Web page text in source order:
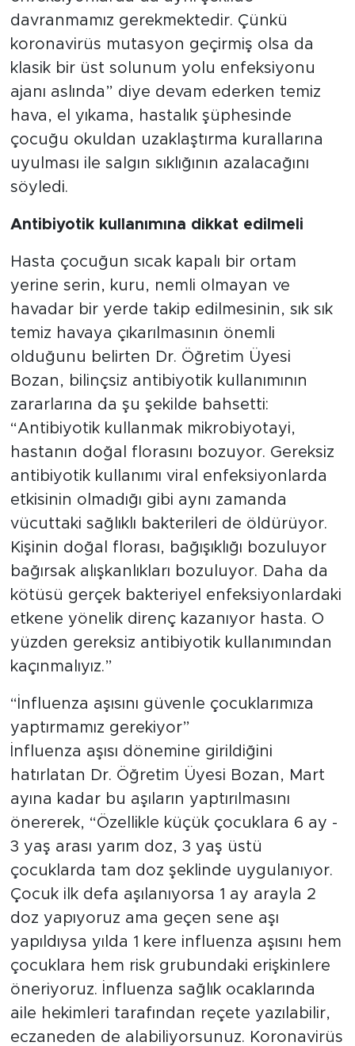
davranmamız gerekmektedir. Çünkü
koronavirüs mutasyon geçirmiş olsa da
klasik bir üst solunum yolu enfeksiyonu
ajanı aslında” diye devam ederken temiz
hava, el yıkama, hastalık şüphesinde
çocuğu okuldan uzaklaştırma kurallarına
uyulması ile salgın sıklığının azalacağını
söyledi.
Antibiyotik kullanımına dikkat edilmeli
Hasta çocuğun sıcak kapalı bir ortam
yerine serin, kuru, nemli olmayan ve
havadar bir yerde takip edilmesinin, sık sık
temiz havaya çıkarılmasının önemli
olduğunu belirten Dr. Öğretim Üyesi
Bozan, bilinçsiz antibiyotik kullanımının
zararlarına da şu şekilde bahsetti:
“Antibiyotik kullanmak mikrobiyotayi,
hastanın doğal florasını bozuyor. Gereksiz
antibiyotik kullanımı viral enfeksiyonlarda
etkisinin olmadığı gibi aynı zamanda
vücuttaki sağlıklı bakterileri de öldürüyor.
Kişinin doğal florası, bağışıklığı bozuluyor
bağırsak alışkanlıkları bozuluyor. Daha da
kötüsü gerçek bakteriyel enfeksiyonlardaki
etkene yönelik direnç kazanıyor hasta. O
yüzden gereksiz antibiyotik kullanımından
kaçınmalıyız.”
“İnfluenza aşısını güvenle çocuklarımıza
yaptırmamız gerekiyor”
İnfluenza aşısı dönemine girildiğini
hatırlatan Dr. Öğretim Üyesi Bozan, Mart
ayına kadar bu aşıların yaptırılmasını
önererek, “Özellikle küçük çocuklara 6 ay -
3 yaş arası yarım doz, 3 yaş üstü
çocuklarda tam doz şeklinde uygulanıyor.
Çocuk ilk defa aşılanıyorsa 1 ay arayla 2
doz yapıyoruz ama geçen sene aşı
yapıldıysa yılda 1 kere influenza aşısını hem
çocuklara hem risk grubundaki erişkinlere
öneriyoruz. İnfluenza sağlık ocaklarında
aile hekimleri tarafından reçete yazılabilir,
eczaneden de alabiliyorsunuz. Koronavirüs